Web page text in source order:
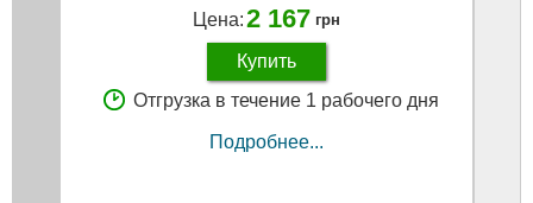
Цена:2 167 грн
Купить
Отгрузка в течение 1 рабочего дня
Подробнее...